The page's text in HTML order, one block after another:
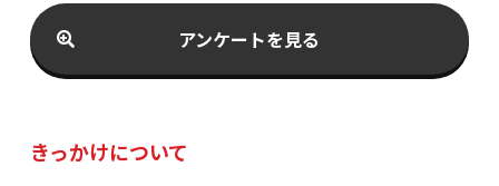
アンケートを見る
きっかけについて